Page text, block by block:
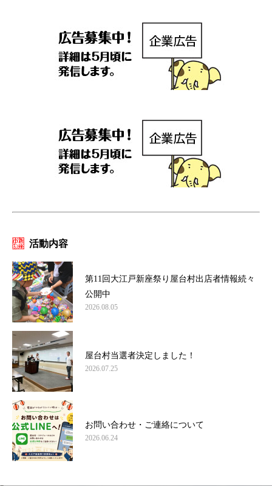
活動内容
第11回大江戸新座祭り屋台村出店者情報続々
公開中
2026.08.05
屋台村当選者決定しました！
2026.07.25
お問い合わせ・ご連絡について
2026.06.24